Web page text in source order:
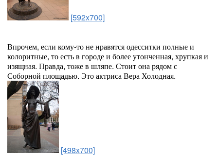
[592x700]
Впрочем, если кому-то не нравятся одесситки полные и
колоритные, то есть в городе и более утонченная, хрупкая и
изящная. Правда, тоже в шляпе. Стоит она рядом с
Соборной площадью. Это актриса Вера Холодная.
[498x700]